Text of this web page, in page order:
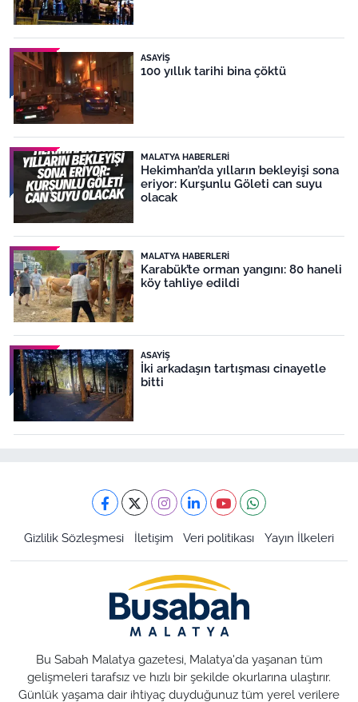
ASAYIŞ
100 yıllık tarihi bina çöktü
MALATYA HABERLERI
Hekimhan’da yılların bekleyişi sona
eriyor: Kurşunlu Göleti can suyu
olacak
MALATYA HABERLERI
Karabük’te orman yangını: 80 haneli
köy tahliye edildi
ASAYIŞ
İki arkadaşın tartışması cinayetle
bitti
Gizlilik Sözleşmesi İletişim Veri politikası Yayın İlkeleri
Bu Sabah Malatya gazetesi, Malatya'da yaşanan tüm
gelişmeleri tarafsız ve hızlı bir şekilde okurlarına ulaştırır.
Günlük yaşama dair ihtiyaç duyduğunuz tüm yerel verilere